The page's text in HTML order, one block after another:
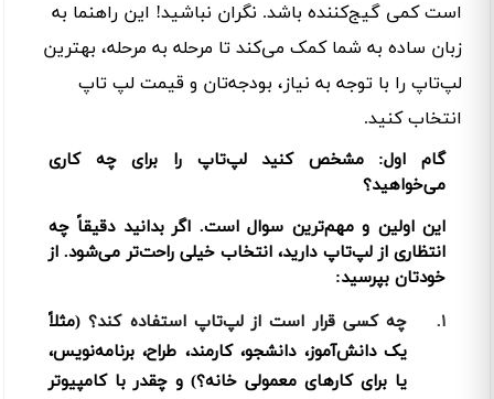
است کمی گیج‌کننده باشد. نگران نباشید! این راهنما به
زبان ساده به شما کمک می‌کند تا مرحله به مرحله، بهترین
لپ‌تاپ را با توجه به نیاز، بودجه‌تان و قیمت لپ تاپ
انتخاب کنید.
گام اول: مشخص کنید لپ‌تاپ را برای چه کاری
می‌خواهید؟
این اولین و مهم‌ترین سوال است. اگر بدانید دقیقاً چه
انتظاری از لپ‌تاپ دارید، انتخاب خیلی راحت‌تر می‌شود. از
خودتان بپرسید:
۱.
چه کسی قرار است از لپ‌تاپ استفاده کند؟(مثلاً
یک دانش‌آموز، دانشجو، کارمند، طراح، برنامه‌نویس،
یا برای کارهای معمولی خانه؟) و چقدر با کامپیوتر